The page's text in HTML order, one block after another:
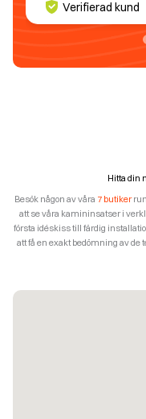
Verifierad kund
Hitta din
Besök någon av våra 7 butiker
att se våra kamininsatser i
första idéskiss till färdig
att få en exakt bedömning av